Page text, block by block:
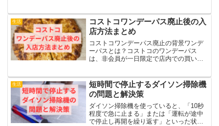
髪スプレーが服に付かないための予防策
服に付着した黒髪スプ...
生活
コストコワンデーパス廃止後の入
店方法まとめ
コストコワンデーパス廃止の背景ワンデ
ーパスとは？コストコのワンデーパス
は、非会員が一日限定で店内での買い物
段として、多くの人に利用されていまし
た。廃止に至った理由ワンデ...
生活
短時間で停止するダイソン掃除機
の問題と解決策
ダイソン掃除機を使っていると、「10秒
程度で急に止まる」または「運転が途中
で停止し再開を繰り返す」といった状況